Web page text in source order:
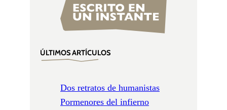
ÚLTIMOS ARTÍCULOS
Dos retratos de humanistas
Pormenores del infierno